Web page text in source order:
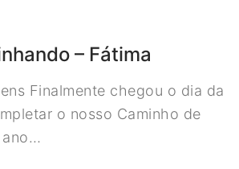
– Fátima
Finalmente chegou o dia da
o nosso Caminho de
ano…